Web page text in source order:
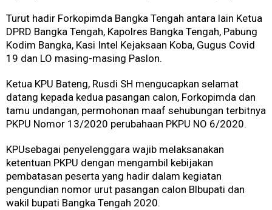
Turut hadir Forkopimda Bangka Tengah antara lain Ketua
DPRD Bangka Tengah, Kapolres Bangka Tengah, Pabung
Kodim Bangka, Kasi Intel Kejaksaan Koba, Gugus Covid
19 dan LO masing-masing Paslon.
Ketua KPU Bateng, Rusdi SH mengucapkan selamat
datang kepada kedua pasangan calon, Forkopimda dan
tamu undangan, permohonan maaf sehubungan terbitnya
PKPU Nomor 13/2020 perubahaan PKPU NO 6/2020.
KPUsebagai penyelenggara wajib melaksanakan
ketentuan PKPU dengan mengambil kebijakan
pembatasan peserta yang hadir dalam kegiatan
pengundian nomor urut pasangan calon Blbupati dan
wakil bupati Bangka Tengah 2020.